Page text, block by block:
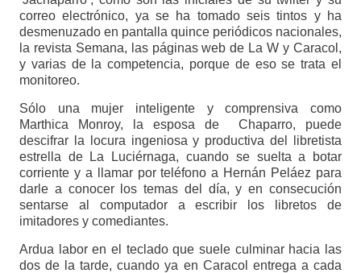
correo electrónico, ya se ha tomado seis tintos y ha
desmenuzado en pantalla quince periódicos nacionales,
la revista Semana, las páginas web de La W y Caracol,
y varias de la competencia, porque de eso se trata el
monitoreo.
Sólo una mujer inteligente y comprensiva como
Marthica Monroy, la esposa de Chaparro, puede
descifrar la locura ingeniosa y productiva del libretista
estrella de La Luciérnaga, cuando se suelta a botar
corriente y a llamar por teléfono a Hernán Peláez para
darle a conocer los temas del día, y en consecución
sentarse al computador a escribir los libretos de
imitadores y comediantes.
Ardua labor en el teclado que suele culminar hacia las
dos de la tarde, cuando ya en Caracol entrega a cada